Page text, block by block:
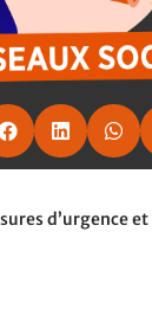
 
d’urgence